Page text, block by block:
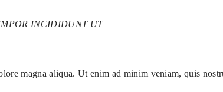
INCIDIDUNT UT
magna aliqua. Ut enim ad minim veniam, quis